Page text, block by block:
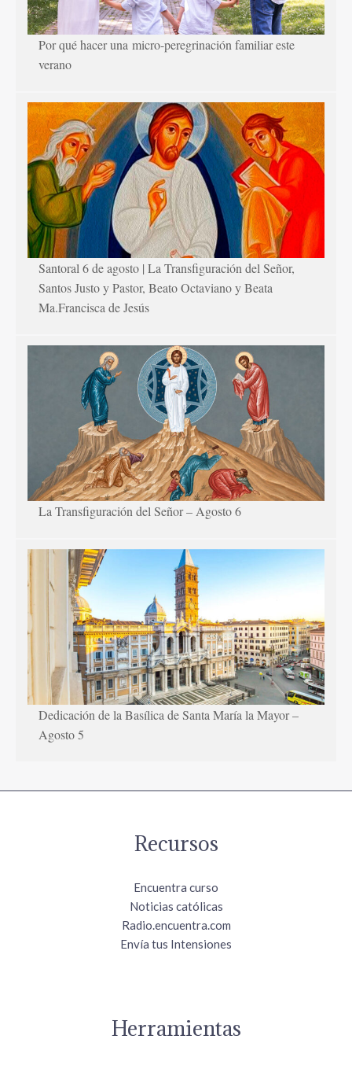
Por qué hacer una micro-peregrinación familiar este
verano
Santoral 6 de agosto | La Transfiguración del Señor,
Santos Justo y Pastor, Beato Octaviano y Beata
Ma.Francisca de Jesús
La Transfiguración del Señor – Agosto 6
Dedicación de la Basílica de Santa María la Mayor –
Agosto 5
Recursos
Encuentra curso
Noticias católicas
Radio.encuentra.com
Envía tus Intensiones
Herramientas